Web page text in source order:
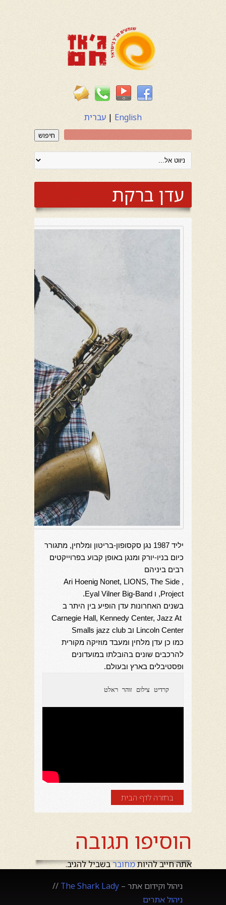
English
| עברית
חיפוש
עדן ברקת
יליד 1987 נגן סקסופון-בריטון ומלחין, מתגורר
כיום בניו-יורק ומנגן באופן קבוע בפרוייקטים
רבים ביניהם
,
Ari Hoenig Nonet, LIONS, The Side
Project, ו Eyal Vilner Big-Band
.
בשנים האחרונות עדן הופיע בין היתר ב
Carnegie Hall, Kennedy Center, Jazz At
Lincoln Center וב Smalls jazz club
כמו כן עדן מלחין ומעבד מוזיקה מקורית
להרכבים שונים בהובלתו במועדונים
ופסטיבלים בארץ ובעולם.
קרדיט צילום זוהר ראלט
בחזרה לדף הבית
הוסיפו תגובה
אתה חייב להיותמחוברבשביל להגיב.
ניהול וקידום אתר – The Shark Lady
//
ניהול אתרים